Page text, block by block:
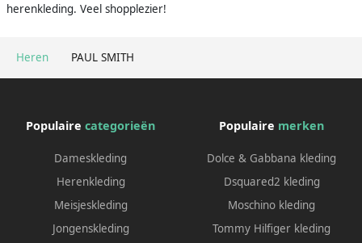
Heren PAUL SMITH
herenkleding. Veel shopplezier!
Populaire categorieën
Dameskleding
Herenkleding
Meisjeskleding
Jongenskleding
Populaire merken
Dolce & Gabbana kleding
Dsquared2 kleding
Moschino kleding
Tommy Hilfiger kleding